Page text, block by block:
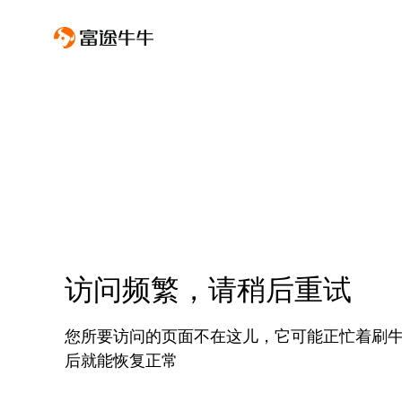
访问频繁，请稍后重试
您所要访问的页面不在这儿，它可能正忙着刷
后就能恢复正常